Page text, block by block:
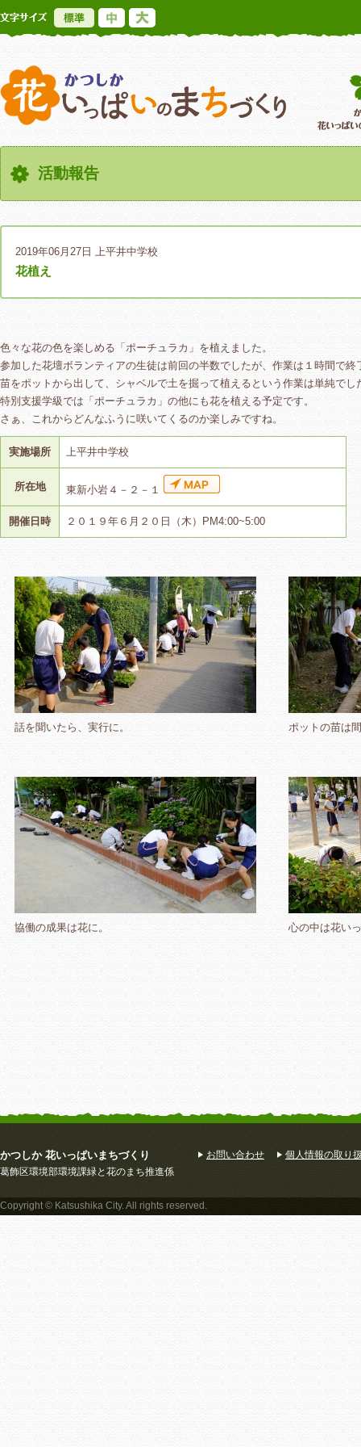
標準
かつしか花い
活動報告
2019年06月27日 上平井中学校
花植え
色々な花の色を楽しめる「ポーチュラカ」を植えました。
参加した花壇ボランティアの生徒は前回の半数でしたが、作業は１時間で終
苗をポットから出して、シャベルで土を掘って植えるという作業は単純でし
特別支援学級では「ポーチュラカ」の他にも花を植える予定です。
さぁ、これからどんなふうに咲いてくるのか楽しみですね。
実施場所 上平井中学校
所在地 東新小岩４－２－１
開催日時 ２０１９年６月２０日（木）PM4:00~5:00
話を聞いたら、実行に。 ポットの苗は
協働の成果は花に。 心の中は花い
かつしか 花いっぱいまちづくり
葛飾区環境部環境課緑と花のまち推進係
お問い合わせ 個人情報の取り
Copyright © Katsushika City. All rights reserved.